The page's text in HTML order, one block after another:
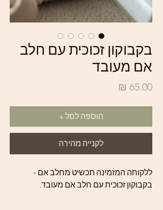
בקבוקון זכוכית עם חלב
אם מעובד
הוספה לסל +
לקנייה מהירה
ללקוחה המזמינה תכשיט מחלב אם -
בקבוקון זכוכית עם חלב אם מעובד.